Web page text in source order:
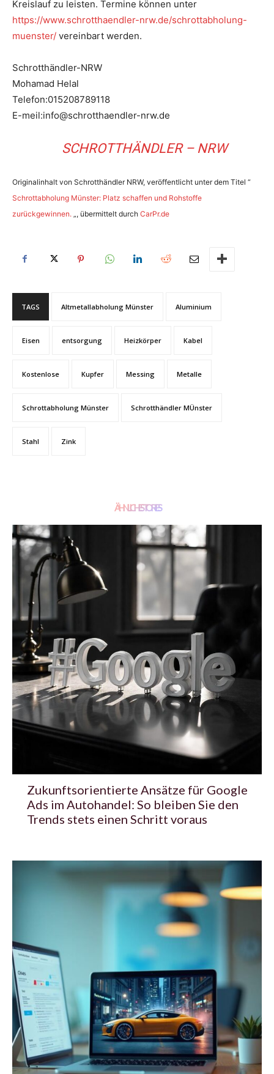
Kreislauf zu leisten. Termine können unter
https://www.schrotthaendler-nrw.de/schrottabholung-
muenster/ vereinbart werden.
Schrotthändler-NRW
Mohamad Helal
Telefon:015208789118
E-meil:info@schrotthaendler-nrw.de
SCHROTTHÄNDLER – NRW
Originalinhalt von Schrotthändler NRW, veröffentlicht unter dem Titel “
Schrottabholung Münster: Platz schaffen und Rohstoffe
zurückgewinnen. „, übermittelt durch CarPr.de
TAGS Altmetallabholung Münster Aluminium
Eisen entsorgung Heizkörper Kabel
Kostenlose Kupfer Messing Metalle
Schrottabholung Münster Schrotthändler MÜnster
Stahl Zink
ÄHNLICHE STORIES
Zukunftsorientierte Ansätze für Google
Ads im Autohandel: So bleiben Sie den
Trends stets einen Schritt voraus